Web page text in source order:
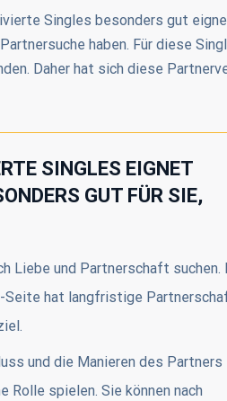
Singles besonders gut
haben. Für diese
Daher hat sich diese
SINGLES EIGNET
GUT FÜR SIE,
Liebe und Partnerschaft suchen.
Seite hat langfristige
und die Manieren des Partners
Rolle spielen. Sie können nach